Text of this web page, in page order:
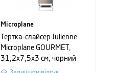
Microplane
Тертка-слайсер Julienne
Microplane GOURMET,
31,2x7,5x3 см, чорний